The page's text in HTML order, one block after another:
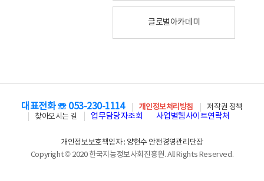
글로벌아카데미
대표전화 ☏ 053-230-1114 개인정보처리방침
저작권 정책
찾아오시는 길
업무담당자조회 사업별웹사이트연락처
개인정보보호책임자 : 양현수 안전경영관리단장
Copyright © 2020 한국지능정보사회진흥원. All Rights Reserved.